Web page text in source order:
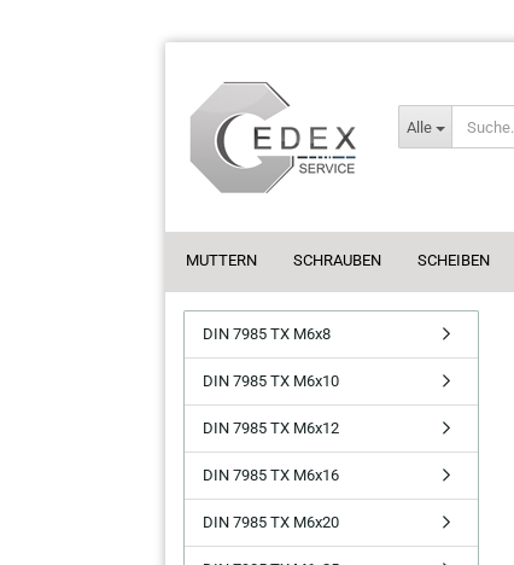
Alle
MUTTERN SCHRAUBEN SCHEIBEN
DIN 7985 TX M6x8
DIN 7985 TX M6x10
DIN 7985 TX M6x12
DIN 7985 TX M6x16
DIN 7985 TX M6x20